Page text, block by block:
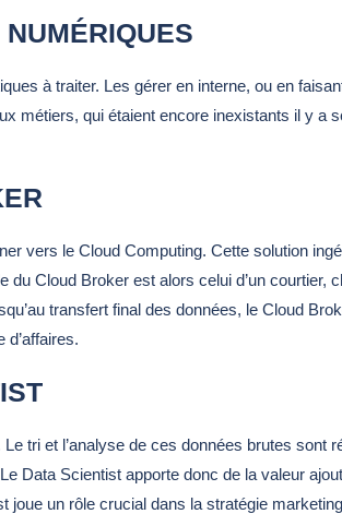
à traiter. Les gérer en interne, ou en
métiers, qui étaient encore inexistants il y a
vers le Cloud Computing. Cette solution
Cloud Broker est alors celui d’un courtier,
transfert final des données, le Cloud
d’affaires.
Le tri et l’analyse de ces données brutes sont
Data Scientist apporte donc de la valeur
un rôle crucial dans la stratégie